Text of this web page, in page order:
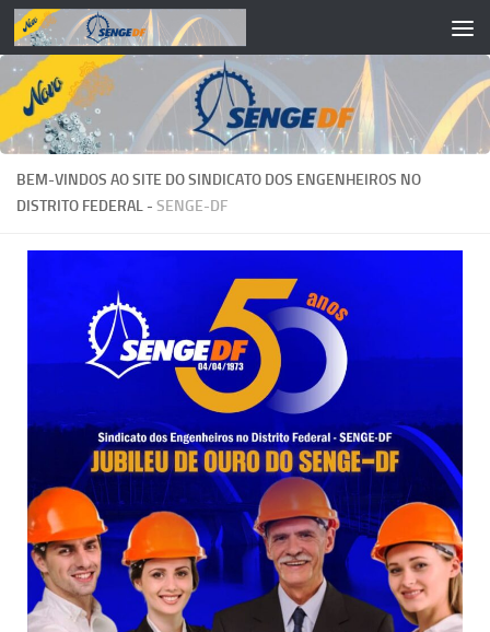
Skip to content
BEM-VINDOS AO SITE DO SINDICATO DOS ENGENHEIROS NO
DISTRITO FEDERAL - SENGE-DF